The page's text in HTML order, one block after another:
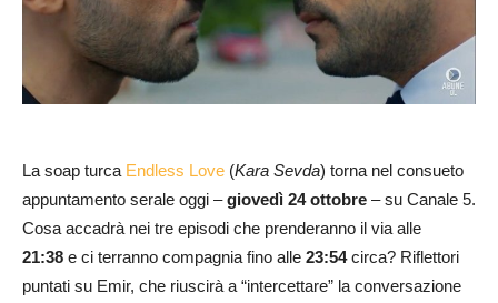
La soap turca Endless Love (Kara Sevda) torna nel consueto
appuntamento serale oggi –giovedì 24 ottobre – su Canale 5.
Cosa accadrà nei tre episodi che prenderanno il via alle
21:38 e ci terranno compagnia fino alle 23:54circa? Riflettori
puntati su Emir, che riuscirà a “intercettare” la conversazione